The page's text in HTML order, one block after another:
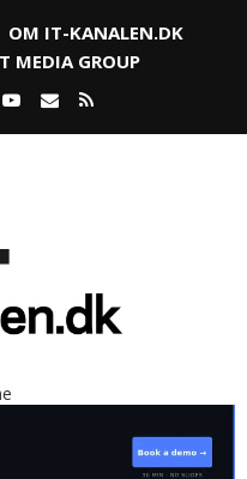
OM IT-KANALEN.DK
MEDIA GROUP